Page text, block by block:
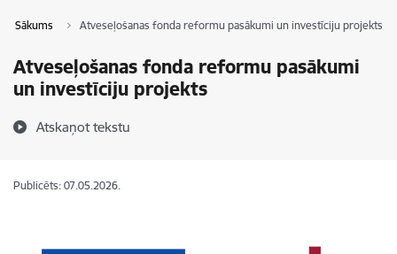
Sākums Atveseļošanas fonda reformu pasākumi un investīciju projekts
Atveseļošanas fonda reformu pasākumi
un investīciju projekts
Atskaņot tekstu
Publicēts: 07.05.2026.